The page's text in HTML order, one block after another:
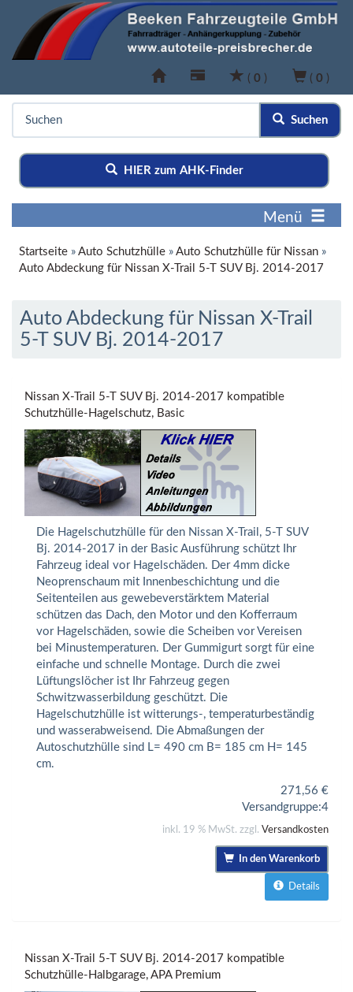
( 0 ) ( 0 )
Suchen
HIER zum AHK-Finder
Menü
Startseite » Auto Schutzhülle » Auto Schutzhülle für Nissan »
Auto Abdeckung für Nissan X-Trail 5-T SUV Bj. 2014-2017
Auto Abdeckung für Nissan X-Trail
5-T SUV Bj. 2014-2017
Nissan X-Trail 5-T SUV Bj. 2014-2017 kompatible
Schutzhülle-Hagelschutz, Basic
Die Hagelschutzhülle für den Nissan X-Trail, 5-T SUV
Bj. 2014-2017 in der Basic Ausführung schützt Ihr
Fahrzeug ideal vor Hagelschäden. Der 4mm dicke
Neoprenschaum mit Innenbeschichtung und die
Seitenteilen aus gewebeverstärktem Material
schützen das Dach, den Motor und den Kofferraum
vor Hagelschäden, sowie die Scheiben vor Vereisen
bei Minustemperaturen. Der Gummigurt sorgt für eine
einfache und schnelle Montage. Durch die zwei
Lüftungslöcher ist Ihr Fahrzeug gegen
Schwitzwasserbildung geschützt. Die
Hagelschutzhülle ist witterungs-, temperaturbeständig
und wasserabweisend. Die Abmaßungen der
Autoschutzhülle sind L= 490 cm B= 185 cm H= 145
cm.
271,56 €
Versandgruppe:4
inkl. 19 % MwSt. zzgl. Versandkosten
In den Warenkorb
Details
Nissan X-Trail 5-T SUV Bj. 2014-2017 kompatible
Schutzhülle-Halbgarage, APA Premium